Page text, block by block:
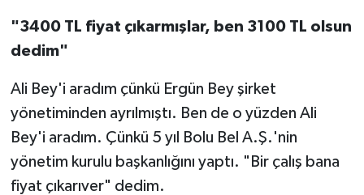
"3400 TL fiyat çıkarmışlar, ben 3100 TL olsun
dedim"
Ali Bey'i aradım çünkü Ergün Bey şirket
yönetiminden ayrılmıştı. Ben de o yüzden Ali
Bey'i aradım. Çünkü 5 yıl Bolu Bel A.Ş.'nin
yönetim kurulu başkanlığını yaptı. "Bir çalış bana
fiyat çıkarıver" dedim.